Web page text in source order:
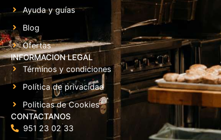
Ayuda y guías
Blog
Ofertas
INFORMACION LEGAL
Términos y condiciones
Política de privacidad
Politicas de Cookies
CONTACTANOS
951 23 02 33